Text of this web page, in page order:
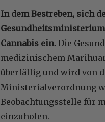
In dem Bestreben, sich
Cannabis ein. Die
medizinischem
überfällig und wird von
Ministerialverordnung
Beobachtungsstelle für
einzuholen.